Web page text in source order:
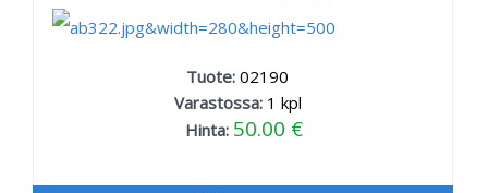
Tuote:02190
Varastossa: 1 kpl
Hinta: 50.00 €